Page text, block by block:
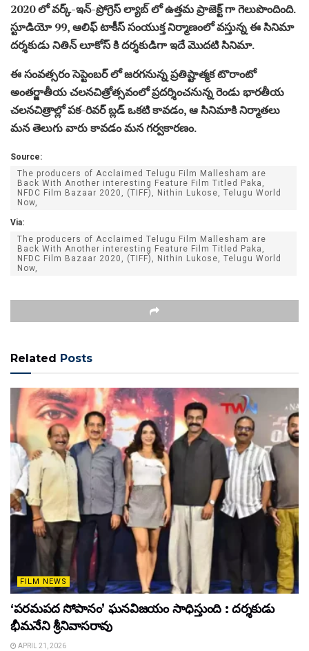
2020 లో వర్క్-ఇన్-ప్రోగ్రెస్ ల్యాబ్ లో ఉత్తమ ప్రాజెక్ట్ గా గెలుపొందింది.
స్టూడియో 99, ఆలిఫ్ టాకీస్ సంయుక్త నిర్మాణంలో వస్తున్న ఈ సినిమా
దర్శకుడు‌ నితిన్ లూకోస్ కి దర్శకుడిగా ఇదే మొదటి సినిమా.
ఈ సంవత్సరం సెప్టెంబర్ లో జరగనున్న ప్రతిష్టాత్మక టొరాంటో
అంతర్జాతీయ చలనచిత్రోత్సవంలో ప్రదర్శించనున్న రెండు భారతీయ
చలనచిత్రాల్లో పక-రివర్ బ్లడ్ ఒకటి కావడం, ఆ సినిమాకి నిర్మాతలు
మన తెలుగు వారు కావడం మన గర్వకారణం.
Source:
The producers of Acclaimed Telugu Film Mallesham are
Back With Another interesting Feature Film Titled Paka,
NFDC Film Bazaar 2020, (TIFF), Nithin Lukose, Telugu World
Now,
Via:
The producers of Acclaimed Telugu Film Mallesham are
Back With Another interesting Feature Film Titled Paka,
NFDC Film Bazaar 2020, (TIFF), Nithin Lukose, Telugu World
Now,
Related Posts
FILM NEWS
‘పరమపద సోపానం’ ఘనవిజయం సాధిస్తుంది : దర్శకుడు
భీమనేని శ్రీనివాసరావు
APRIL 21, 2026